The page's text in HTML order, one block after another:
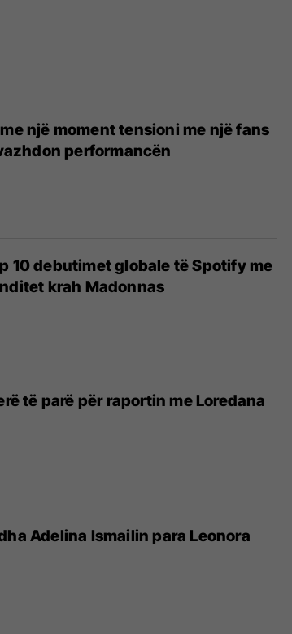
një moment tensioni me një fans
performancën
10 debutimet globale të Spotify me
krah Madonnas
të parë për raportin me Loredana
Adelina Ismailin para Leonora